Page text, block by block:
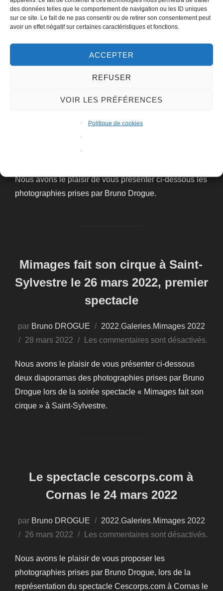
des données telles que le comportement de navigation ou les ID uniques
sur ce site. Le fait de ne pas consentir ou de retirer son consentement peut
avoir un effet négatif sur certaines caractéristiques et fonctions.
ACCEPTER
REFUSER
VOIR LES PRÉFÉRENCES
Politique de cookies
Mimages fait son cirque à Saint-
Sylvestre le 26 mars 2022, Thierry
Les commentaires sont désactivés.
Nous avons le plaisir de vous présenter ci-dessous les
photographies prises par Bruno Drogue.
Mimages fait son cirque à Saint-
Sylvestre le 26 mars 2022, premier
spectacle
par Bruno DROGUE 2022,Galeries,Mimages 2022
Publié
28 mars 2022 Les commentaires sont désactivés.
Nous avons le plaisir de vous présenter ci-dessous
deux diaporamas des photographies prises par Bruno
Drogue lors de la soirée spectacle « Mimages fait son
cirque » à Saint-Sylvestre.
Le spectacle cescorps.com à
Cornas le 24 mars 2022
par Bruno DROGUE 2022,Galeries,Mimages 2022
Publié
26 mars 2022 Les commentaires sont désactivés.
Nous avons le plaisir de vous proposer les
photographies prises par Bruno Drogue, lors de la
représentation du spectacle Cescorps.com à Cornas le